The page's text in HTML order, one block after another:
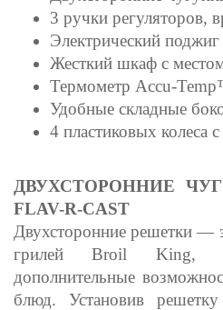
3 ручки регуляторов,
Электрический
Жесткий шкаф с
Термометр Accu-
Удобные складные
4 пластиковых колеса
ДВУХСТОРОННИЕ
FLAV-R-CAST
Двухсторонние решетки —
грилей Broil King,
дополнительные
блюд. Установив